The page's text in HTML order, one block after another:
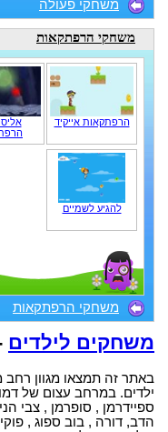
משחקי פעולה
משחקי הרפתקאות
הרפתקאות אייקיד
אליס
להגיע לשמיים
משחקי הרפתקאות
משחקים לילדים
באתר זה תמצאו מגוון רחב
ילדים. במרחב עצום של
ספיידרמן , סופרמן , צבי